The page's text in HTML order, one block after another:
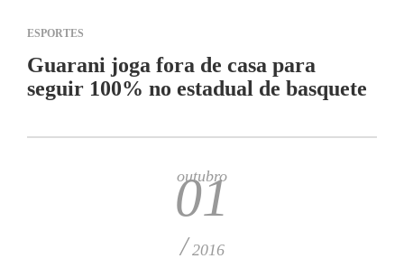
ESPORTES
Guarani joga fora de casa para
seguir 100% no estadual de basquete
outubro
01
/ 2016